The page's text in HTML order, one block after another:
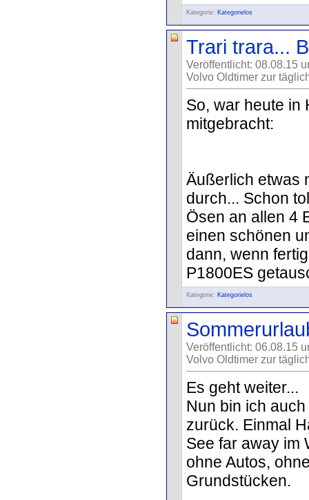
Kategorie: Kategorielos
Trari trara...
Veröffentlicht: 08.08.15
Volvo Oldtimer zur
So, war heute in
mitgebracht:
Äußerlich etwas
durch... Schon
Ösen an allen 4
einen schönen
dann, wenn
P1800ES
Kategorie: Kategorielos
Veröffentlicht: 06.08.15
Volvo Oldtimer zur
Es geht weiter...
Nun bin ich
zurück. Einmal
See far away im
ohne Autos,
Grundstücken.